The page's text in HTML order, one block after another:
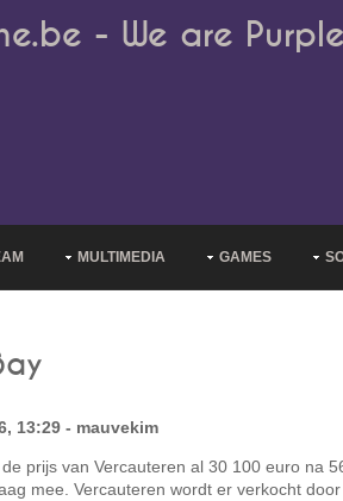
- We are
MULTIMEDIA GAMES
13:29 - mauvekim
prijs van Vercauteren al 30 100 euro na
mee. Vercauteren wordt er verkocht door